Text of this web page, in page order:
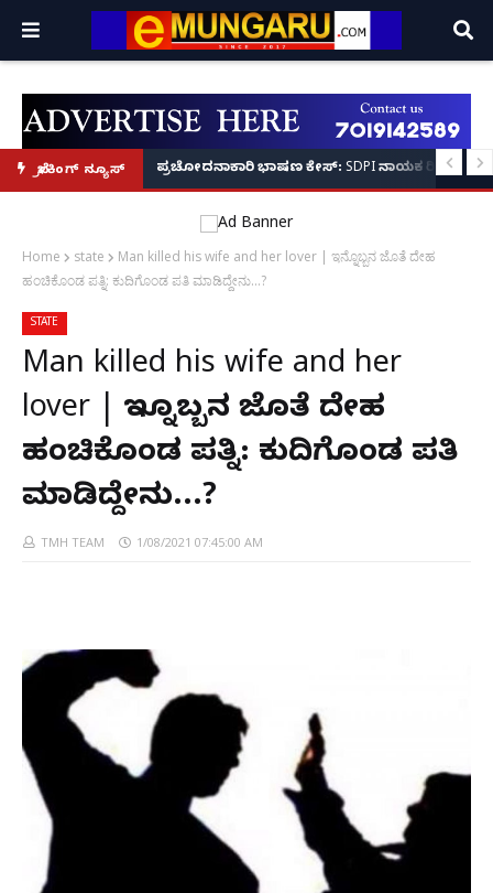
ಬ್ರೇಕಿಂಗ್ ನ್ಯೂಸ್
ತಪಾಸಣೆಗೆ ಕಮಿಷನರ್ ರೆಡ್ಡಿ ಶ್ಲಾಘನೆ!
ಮೇಲೆ ಸೀನಿಯರ್‌ಗಳಿಂದ ಹಲ್ಲೆ; ರ‌್ಯಾಗಿಂಗ್ ಶಂಕೆ – ಪೊಲೀಸ್ ಕಮಿಷನರ್ ಸ್ಪಷ್ಟನೆ!
ಪ್ರಚೋದನಾಕಾರಿ ಭಾಷಣ ಕೇಸ್: SDPI ನಾಯಕ ರಿಯಾಜ್
Home state
Man killed his wife and her lover | ಇನ್ನೊಬ್ಬನ ಜೊತೆ ದೇಹ
ಹಂಚಿಕೊಂಡ ಪತ್ನಿ: ಕುದಿಗೊಂಡ ಪತಿ ಮಾಡಿದ್ದೇನು...?
STATE
Man killed his wife and her
lover | ಇನ್ನೊಬ್ಬನ ಜೊತೆ ದೇಹ
ಹಂಚಿಕೊಂಡ ಪತ್ನಿ: ಕುದಿಗೊಂಡ ಪತಿ
ಮಾಡಿದ್ದೇನು...?
TMH TEAM 1/08/2021 07:45:00 AM